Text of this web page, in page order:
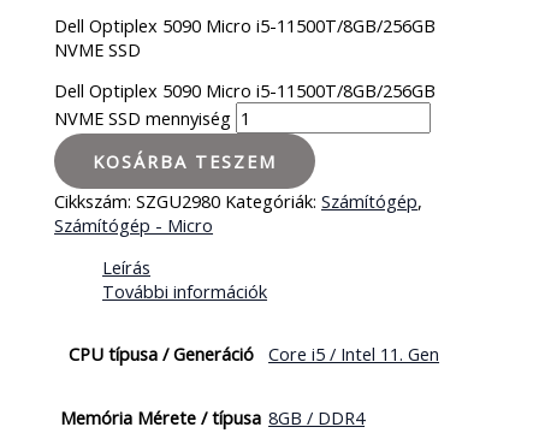
Dell Optiplex 5090 Micro i5-11500T/8GB/256GB
NVME SSD
Dell Optiplex 5090 Micro i5-11500T/8GB/256GB
NVME SSD mennyiség
KOSÁRBA TESZEM
Cikkszám:SZGU2980 Kategóriák:Számítógép,
Számítógép - Micro
Leírás
További információk
CPU típusa / Generáció Core i5 / Intel 11. Gen
Memória Mérete / típusa 8GB / DDR4